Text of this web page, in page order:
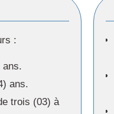
:
ans.
ans.
trois (03) à